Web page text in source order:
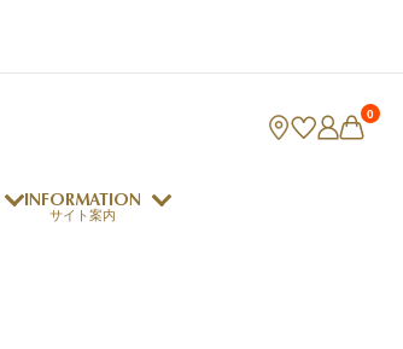
0
INFORMATION
サイト案内